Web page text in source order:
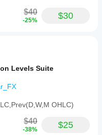
$40
-25% $30
Levels Suite
OHLC)
$40
-38% $25